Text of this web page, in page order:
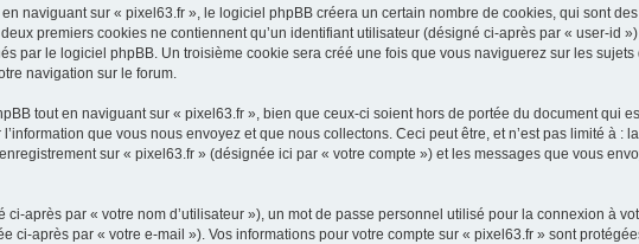
naviguant sur « pixel63.fr », le logiciel phpBB créera un certain nombre de cookies, qui sont
premiers cookies ne contiennent qu’un identifiant utilisateur (désigné ci-après par « user-id
par le logiciel phpBB. Un troisième cookie sera créé une fois que vous naviguerez sur les
navigation sur le forum.
tout en naviguant sur « pixel63.fr », bien que ceux-ci soient hors de portée du document qui
que vous nous envoyez et que nous collectons. Ceci peut être, et n’est pas limité à :
sur « pixel63.fr » (désignée ici par « votre compte ») et les messages que vous
après par « votre nom d’utilisateur »), un mot de passe personnel utilisé pour la connexion à
ci-après par « votre e-mail »). Vos informations pour votre compte sur « pixel63.fr » sont